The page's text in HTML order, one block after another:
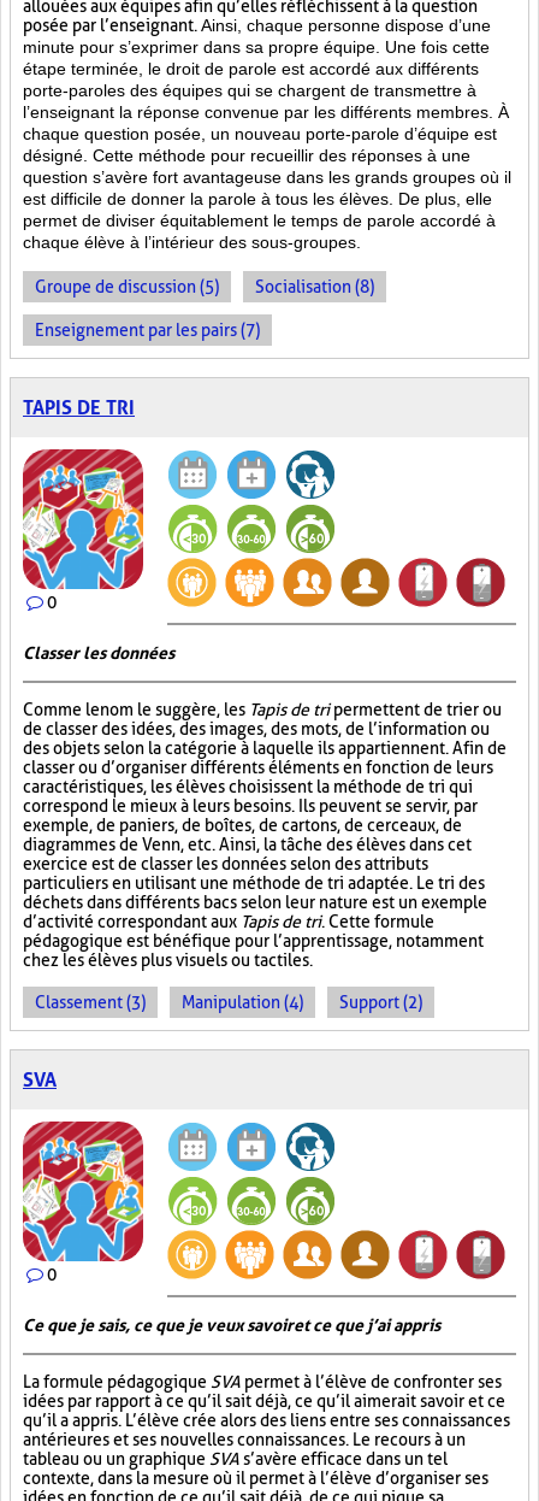
allouées aux équipes afin qu’elles réfléchissent à la question
posée par l’enseignant. Ainsi, chaque personne dispose d’une
minute pour s’exprimer dans sa propre équipe. Une fois cette
étape terminée, le droit de parole est accordé aux différents
porte-paroles des équipes qui se chargent de transmettre à
l’enseignant la réponse convenue par les différents membres. À
chaque question posée, un nouveau porte-parole d’équipe est
désigné. Cette méthode pour recueillir des réponses à une
question s’avère fort avantageuse dans les grands groupes où il
est difficile de donner la parole à tous les élèves. De plus, elle
permet de diviser équitablement le temps de parole accordé à
chaque élève à l’intérieur des sous-groupes.
Groupe de discussion (5) Socialisation (8)
Enseignement par les pairs (7)
TAPIS DE TRI
0
Classer les données
Comme le nom le suggère, les Tapis de tripermettent de trier ou
de classer des idées, des images, des mots, de l’information ou
des objets selon la catégorie à laquelle ils appartiennent. Afin de
classer ou d’organiser différents éléments en fonction de leurs
caractéristiques, les élèves choisissent la méthode de tri qui
correspond le mieux à leurs besoins. Ils peuvent se servir, par
exemple, de paniers, de boîtes, de cartons, de cerceaux, de
diagrammes de Venn, etc. Ainsi, la tâche des élèves dans cet
exercice est de classer les données selon des attributs
particuliers en utilisant une méthode de tri adaptée. Le tri des
déchets dans différents bacs selon leur nature est un exemple
d’activité correspondant aux Tapis de tri. Cette formule
pédagogique est bénéfique pour l’apprentissage, notamment
chez les élèves plus visuels ou tactiles.
Classement (3) Manipulation (4) Support (2)
SVA
0
Ce que je sais, ce que je veux savoir et ce que j’ai appris
La formule pédagogique SVA permet à l’élève de confronter ses
idées par rapport à ce qu’il sait déjà, ce qu’il aimerait savoir et ce
qu’il a appris. L’élève crée alors des liens entre ses connaissances
antérieures et ses nouvelles connaissances. Le recours à un
tableau ou un graphique SVA s’avère efficace dans un tel
contexte, dans la mesure où il permet à l’élève d’organiser ses